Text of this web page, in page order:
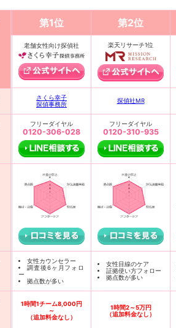
第1位 第2位
老舗女性向け探偵社 楽天リサーチ1位
さくら幸子
探偵事務所
探偵社MR
フリーダイヤル
0120-306-028
フリーダイヤル
0120-310-935
女性カウンセラー
調査後6ヶ月フォロ
ー
拠点数が多い
女性目線のケア
証拠使い方フォロー
拠点数が多い
1時間1チーム8,000円
～
（追加料金なし）
1時間2～5万円
（追加料金なし）